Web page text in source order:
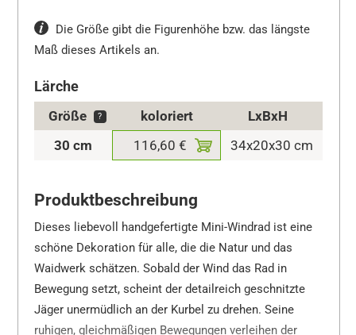
Die Größe gibt die Figurenhöhe bzw. das längste
Maß dieses Artikels an.
Lärche
Größe ? koloriert
LxBxH
30 cm
116,60 € 34x20x30 cm
Produktbeschreibung
Dieses liebevoll handgefertigte Mini-Windrad ist eine
schöne Dekoration für alle, die die Natur und das
Waidwerk schätzen. Sobald der Wind das Rad in
Bewegung setzt, scheint der detailreich geschnitzte
Jäger unermüdlich an der Kurbel zu drehen. Seine
ruhigen, gleichmäßigen Bewegungen verleihen der